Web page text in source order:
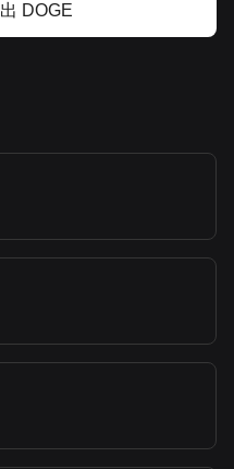
遺產。硬幣上刻有瓦斯科
在。這種獨特的貨幣體系
包括金融、旅遊業和著名的
政策。該體系提供了穩定性
在銀行和服務業。
博亞
DOGE